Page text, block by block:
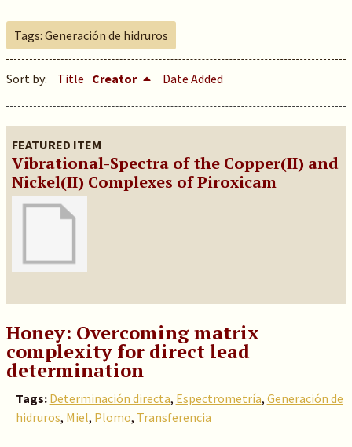
Tags: Generación de hidruros
Sort by: Title Creator Date Added
FEATURED ITEM
Vibrational-Spectra of the Copper(II) and
Nickel(II) Complexes of Piroxicam
Honey: Overcoming matrix
complexity for direct lead
determination
Tags: Determinación directa, Espectrometría, Generación de
hidruros, Miel, Plomo, Transferencia